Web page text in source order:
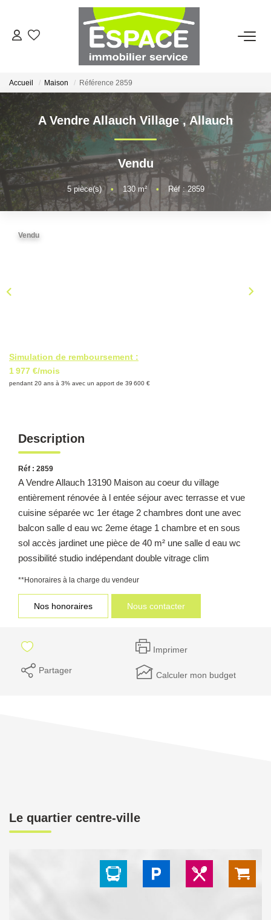
VENTES
ESTIMATION
LOCATIONS
GESTION LOCATIVE
AGENCE
Accueil Maison Référence 2859
A Vendre Allauch Village,Allauch
Vendu
5pièce(s) • 130m² • Réf : 2859
Vendu
Simulation de remboursement :
1 977 €/mois
pendant 20 ans à 3% avec un apport de 39 600 €
Description
Réf : 2859
A Vendre Allauch 13190 Maison au coeur du village
entièrement rénovée à l entée séjour avec terrasse et vue
cuisine séparée wc 1er étage 2 chambres dont une avec
balcon salle d eau wc 2eme étage 1 chambre et en sous
sol accès jardinet une pièce de 40 m² une salle d eau wc
possibilité studio indépendant double vitrage clim
**Honoraires à la charge du vendeur
Nos honoraires Nous contacter
Imprimer
Partager Calculer mon budget
Le quartier centre-ville